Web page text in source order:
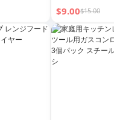
スパチュ
掃ツール
ョベル
強力洗浄
$9.00$15.00